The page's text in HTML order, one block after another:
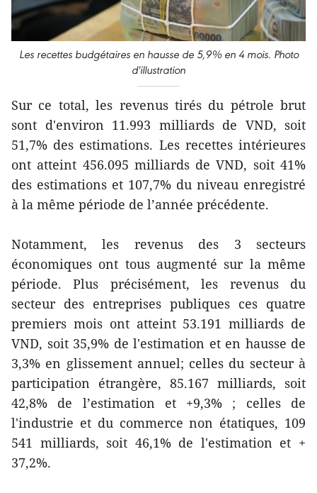
Les recettes budgétaires en hausse de 5,9% en 4 mois. Photo
d'illustration
Sur ce total, les revenus tirés du pétrole brut
sont d'environ 11.993 milliards de VND, soit
51,7% des estimations. Les recettes intérieures
ont atteint 456.095 milliards de VND, soit 41%
des estimations et 107,7% du niveau enregistré
à la même période de l’année précédente.
Notamment, les revenus des 3 secteurs
économiques ont tous augmenté sur la même
période. Plus précisément, les revenus du
secteur des entreprises publiques ces quatre
premiers mois ont atteint 53.191 milliards de
VND, soit 35,9% de l'estimation et en hausse de
3,3% en glissement annuel; celles du secteur à
participation étrangère, 85.167 milliards, soit
42,8% de l’estimation et +9,3% ; celles de
l'industrie et du commerce non étatiques, 109
541 milliards, soit 46,1% de l'estimation et +
37,2%.